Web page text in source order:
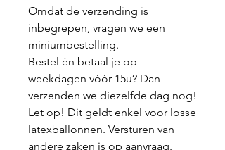
Omdat de verzending is
inbegrepen, vragen we een
miniumbestelling.
Bestel én betaal je op
weekdagen vóór 15u? Dan
verzenden we diezelfde dag nog!
Let op! Dit geldt enkel voor losse
latexballonnen. Versturen van
andere zaken is op aanvraag.